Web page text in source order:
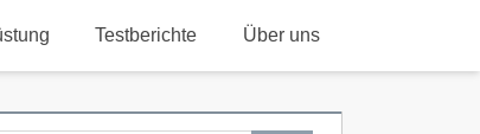
Testberichte Über uns